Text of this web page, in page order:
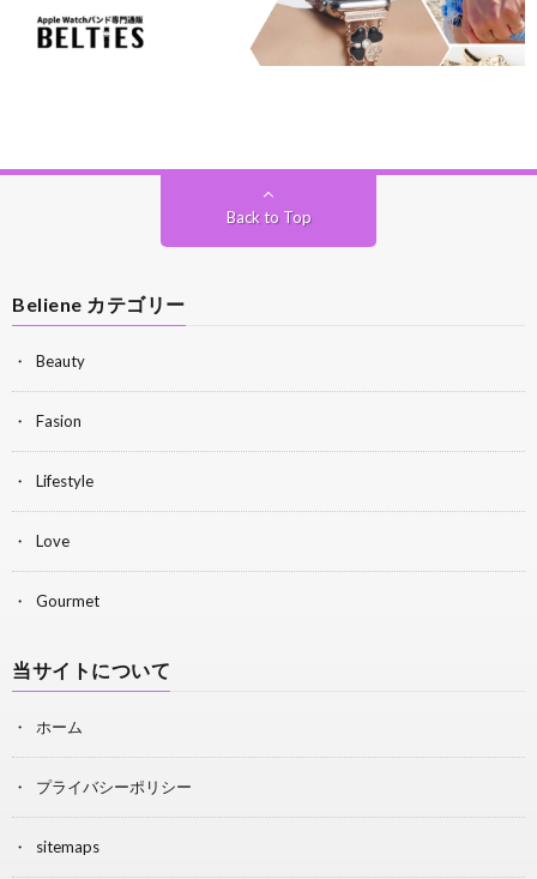
Back to Top
Beliene カテゴリー
Beauty
Fasion
Lifestyle
Love
Gourmet
当サイトについて
ホーム
プライバシーポリシー
sitemaps